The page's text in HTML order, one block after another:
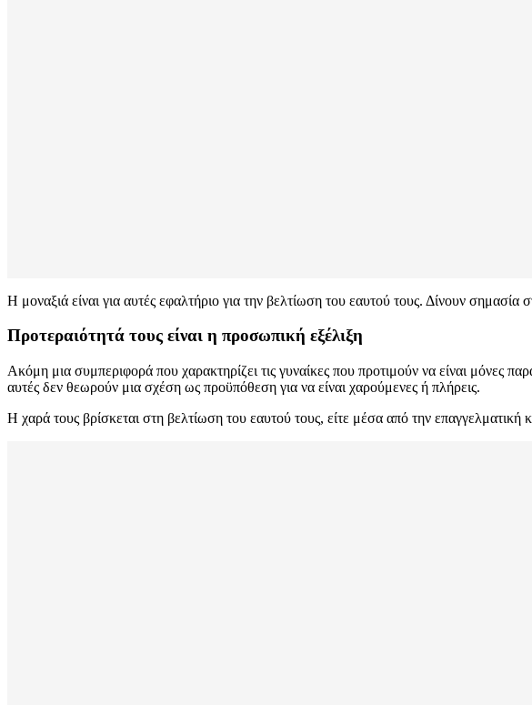
Η μοναξιά είναι για αυτές εφαλτήριο για την βελτίωση του εαυτού τους. Δίνουν
Προτεραιότητά τους είναι η προσωπική εξέλιξη
Ακόμη μια συμπεριφορά που χαρακτηρίζει τις γυναίκες που προτιμούν να είναι μόνες
αυτές δεν θεωρούν μια σχέση ως προϋπόθεση για να είναι χαρούμενες ή πλήρεις.
Η χαρά τους βρίσκεται στη βελτίωση του εαυτού τους, είτε μέσα από την